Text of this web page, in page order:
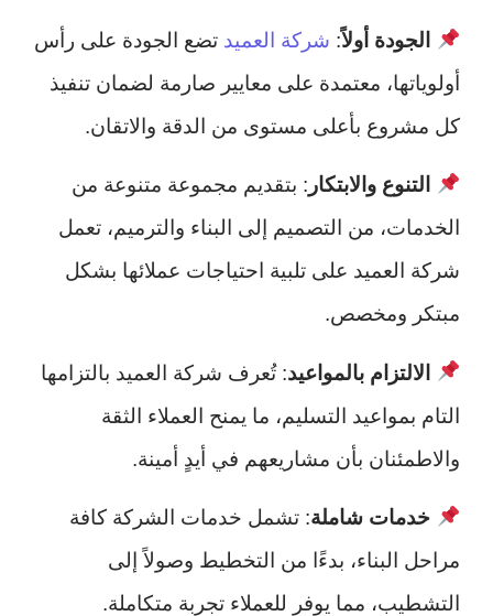
الجودة أولاً: شركة العميد تضع الجودة على رأس
أولوياتها، معتمدة على معايير صارمة لضمان تنفيذ
كل مشروع بأعلى مستوى من الدقة والاتقان.
التنوع والابتكار : بتقديم مجموعة متنوعة من
الخدمات، من التصميم إلى البناء والترميم، تعمل
شركة العميد على تلبية احتياجات عملائها بشكل
مبتكر ومخصص.
الالتزام بالمواعيد: تُعرف شركة العميد بالتزامها
التام بمواعيد التسليم، ما يمنح العملاء الثقة
والاطمئنان بأن مشاريعهم في أيدٍ أمينة.
خدمات شاملة: تشمل خدمات الشركة كافة
مراحل البناء، بدءًا من التخطيط وصولاً إلى
التشطيب، مما يوفر للعملاء تجربة متكاملة.